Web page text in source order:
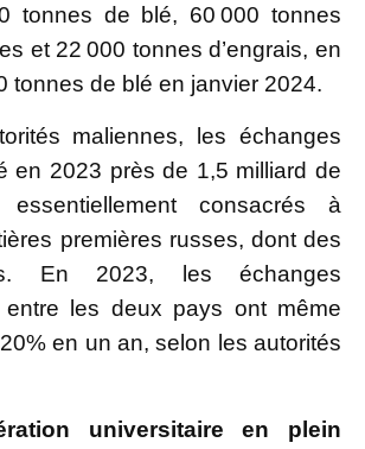
tonnes de blé, 60 000 tonnes
et 22 000 tonnes d’engrais, en
tonnes de blé en janvier 2024.
maliennes, les échanges
en 2023 près de 1,5 milliard de
consacrés à
premières russes, dont des
En 2023, les échanges
entre les deux pays ont même
en un an, selon les autorités
universitaire en plein